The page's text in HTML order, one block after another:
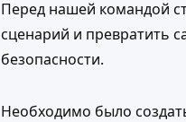
Перед нашей командой
сценарий и превратить
безопасности.
Необходимо было